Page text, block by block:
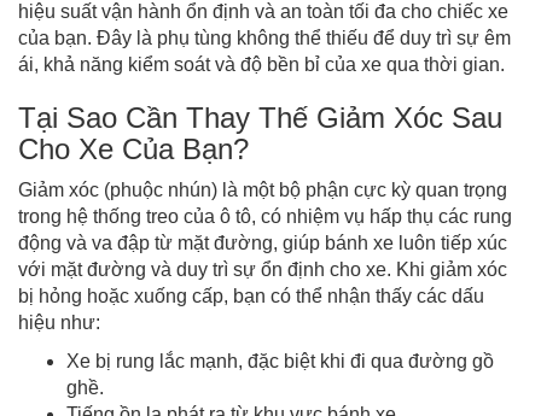
hiệu suất vận hành ổn định và an toàn tối đa cho chiếc xe
của bạn. Đây là phụ tùng không thể thiếu để duy trì sự êm
ái, khả năng kiểm soát và độ bền bỉ của xe qua thời gian.
Tại Sao Cần Thay Thế Giảm Xóc Sau
Cho Xe Của Bạn?
Giảm xóc (phuộc nhún) là một bộ phận cực kỳ quan trọng
trong hệ thống treo của ô tô, có nhiệm vụ hấp thụ các rung
động và va đập từ mặt đường, giúp bánh xe luôn tiếp xúc
với mặt đường và duy trì sự ổn định cho xe. Khi giảm xóc
bị hỏng hoặc xuống cấp, bạn có thể nhận thấy các dấu
hiệu như:
Xe bị rung lắc mạnh, đặc biệt khi đi qua đường gồ
ghề.